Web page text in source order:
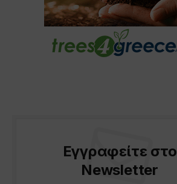
Εγγραφείτε στο
Newsletter